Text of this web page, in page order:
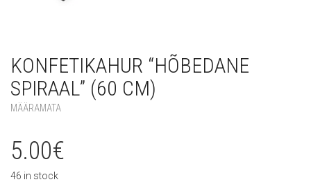
KONFETIKAHUR “HÕBEDANE
SPIRAAL” (60 CM)
MÄÄRAMATA
5.00€
46 in stock